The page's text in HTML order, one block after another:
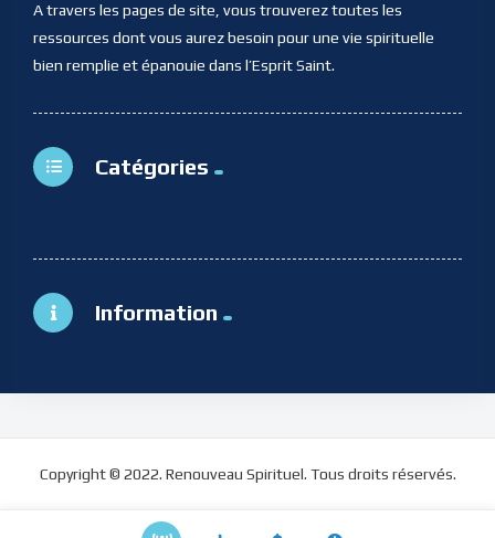
A travers les pages de site, vous trouverez toutes les
ressources dont vous aurez besoin pour une vie spirituelle
bien remplie et épanouie dans l’Esprit Saint.
Catégories
Information
Copyright © 2022. Renouveau Spirituel. Tous droits réservés.